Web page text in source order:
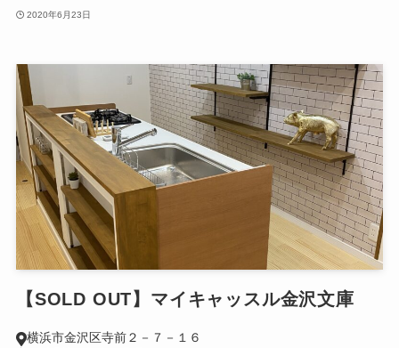
2020年6月23日
【SOLD OUT】マイキャッスル金沢文庫
横浜市金沢区寺前２－７－１６